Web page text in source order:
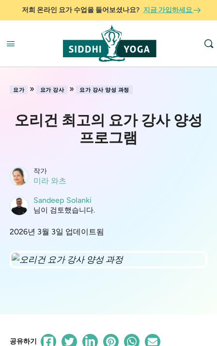
저희 온라인 요가 수업을 들어보셨나요? 지금 가입하세요
요가 » 요가 강사 » 요가 강사 양성 과정
오리건 최고의 요가 강사 양성
프로그램
작가
미라 와츠
Sandeep Solanki
님이 검토했습니다.
2026년 3월 3일 업데이트됨
공유하기